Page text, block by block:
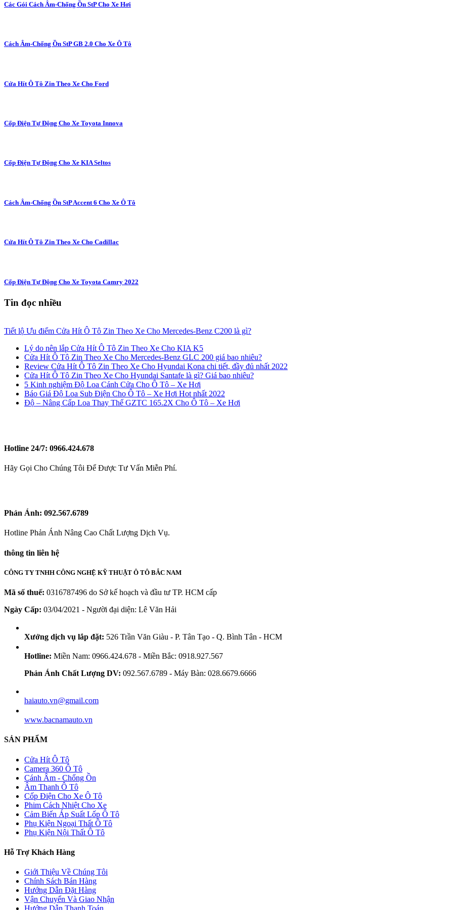
Các Gói Cách Âm-Chống Ồn StP Cho Xe Hơi
Cách Âm-Chống Ồn StP GB 2.0 Cho Xe Ô Tô
Cửa Hít Ô Tô Zin Theo Xe Cho Ford
Cốp Điện Tự Động Cho Xe Toyota Innova
Cốp Điện Tự Động Cho Xe KIA Seltos
Cách Âm-Chống Ồn StP Accent 6 Cho Xe Ô Tô
Cửa Hít Ô Tô Zin Theo Xe Cho Cadillac
Cốp Điện Tự Động Cho Xe Toyota Camry 2022
Tin đọc nhiều
Tiết lộ Ưu điểm Cửa Hít Ô Tô Zin Theo Xe Cho Mercedes-Benz C200 là gì?
Lý do nên lắp Cửa Hít Ô Tô Zin Theo Xe Cho KIA K5
Cửa Hít Ô Tô Zin Theo Xe Cho Mercedes-Benz GLC 200 giá bao nhiêu?
Review Cửa Hít Ô Tô Zin Theo Xe Cho Hyundai Kona chi tiết, đầy đủ nhất 2022
Cửa Hít Ô Tô Zin Theo Xe Cho Hyundai Santafe là gì? Giá bao nhiêu?
5 Kinh nghiệm Độ Loa Cánh Cửa Cho Ô Tô – Xe Hơi
Báo Giá Độ Loa Sub Điện Cho Ô Tô – Xe Hơi Hot nhất 2022
Độ – Nâng Cấp Loa Thay Thế GZTC 165.2X Cho Ô Tô – Xe Hơi
Hotline 24/7: 0966.424.678
Hãy Gọi Cho Chúng Tôi Để Được Tư Vấn Miễn Phí.
Phản Ánh: 092.567.6789
Hotline Phản Ánh Nâng Cao Chất Lượng Dịch Vụ.
thông tin liên hệ
CÔNG TY TNHH CÔNG NGHỆ KỸ THUẬT Ô TÔ BẮC NAM
Mã số thuế: 0316787496 do Sở kế hoạch và đầu tư TP. HCM cấp
Ngày Cấp: 03/04/2021 - Người đại diện: Lê Văn Hải
Xưởng dịch vụ lắp đặt: 526 Trần Văn Giàu - P. Tân Tạo - Q. Bình Tân - HCM
Hotline: Miền Nam: 0966.424.678 - Miền Bắc: 0918.927.567
Phản Ánh Chất Lượng DV: 092.567.6789 - Máy Bàn: 028.6679.6666
haiauto.vn@gmail.com
www.bacnamauto.vn
SẢN PHẨM
Cửa Hít Ô Tô
Camera 360 Ô Tô
Cánh Âm - Chống Ồn
Âm Thanh Ô Tô
Cốp Điện Cho Xe Ô Tô
Phim Cách Nhiệt Cho Xe
Cảm Biến Áp Suất Lốp Ô Tô
Phụ Kiện Ngoại Thất Ô Tô
Phụ Kiện Nội Thất Ô Tô
Hỗ Trợ Khách Hàng
Giới Thiệu Về Chúng Tôi
Chính Sách Bán Hàng
Hướng Dẫn Đặt Hàng
Vận Chuyển Và Giao Nhận